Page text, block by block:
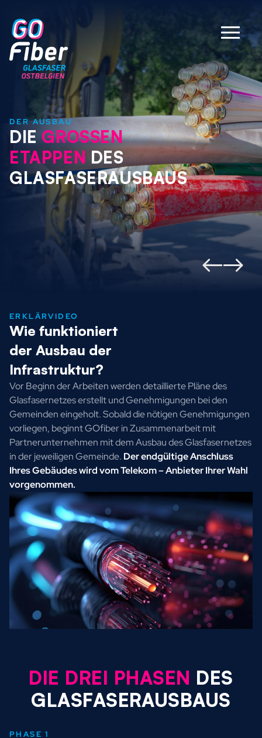
DER AUSBAU
DIE GROSSEN
ETAPPEN DES
GLASFASERAUSBAUS
ERKLÄRVIDEO
Wie funktioniert
der Ausbau der
Infrastruktur?
Vor Beginn der Arbeiten werden detaillierte Pläne des
Glasfasernetzes erstellt und Genehmigungen bei den
Gemeinden eingeholt. Sobald die nötigen Genehmigungen
vorliegen, beginnt GOfiber in Zusammenarbeit mit
Partnerunternehmen mit dem Ausbau des Glasfasernetzes
in der jeweiligen Gemeinde. Der endgültige Anschluss
Ihres Gebäudes wird vom Telekom – Anbieter Ihrer Wahl
vorgenommen.
DIE DREI PHASEN DES
GLASFASERAUSBAUS
PHASE 1